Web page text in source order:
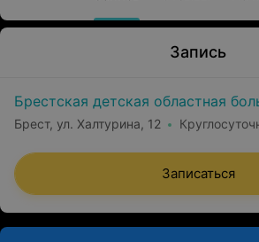
Запись
Брестская детская областная
Брест, ул. Халтурина, 12
Записаться